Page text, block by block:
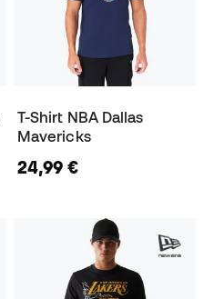
T-Shirt NBA Dallas
Mavericks
24,99 €